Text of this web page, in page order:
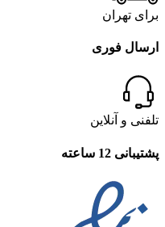
برای تهران
ارسال فوری
تلفنی و آنلاین
پشتیبانی 12 ساعته